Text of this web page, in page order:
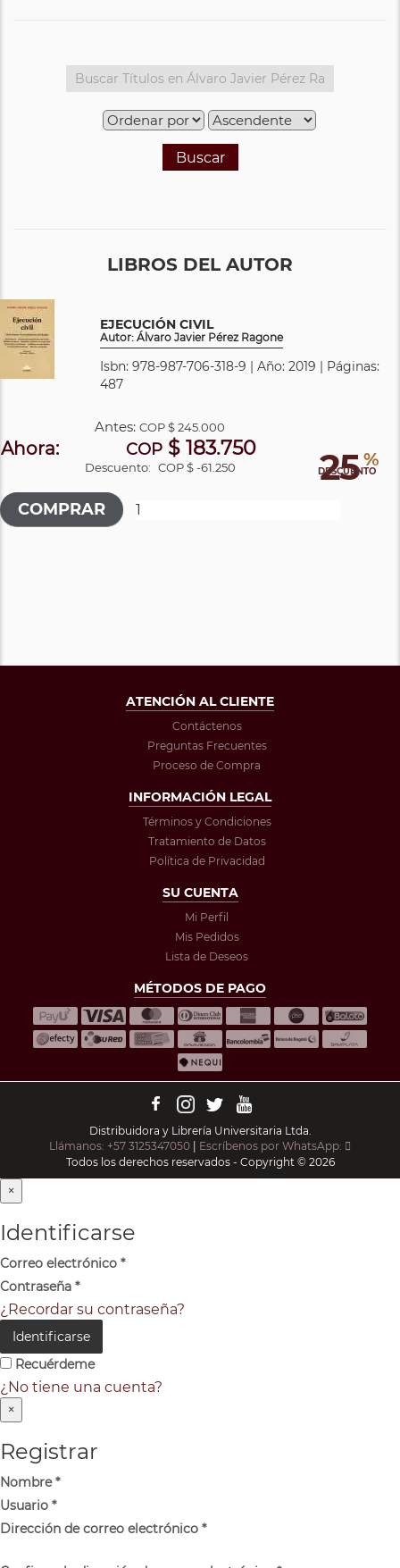
Buscar
LIBROS DEL AUTOR
EJECUCIÓN CIVIL
Autor: Álvaro Javier Pérez Ragone
Isbn: 978-987-706-318-9 | Año: 2019 | Páginas:
487
25 %
DESCUENTO
Antes:COP$ 245.000
Ahora: COP $ 183.750
Descuento: COP $ -61.250
ATENCIÓN AL CLIENTE
Contáctenos
Preguntas Frecuentes
Proceso de Compra
INFORMACIÓN LEGAL
Términos y Condiciones
Tratamiento de Datos
Política de Privacidad
SU CUENTA
Mi Perfil
Mis Pedidos
Lista de Deseos
MÉTODOS DE PAGO
Distribuidora y Librería Universitaria Ltda.
Llámanos: +57 3125347050 | Escríbenos por WhatsApp:
Todos los derechos reservados - Copyright © 2026
×
Identificarse
Correo electrónico *
Contraseña *
¿Recordar su contraseña?
Identificarse
Recuérdeme
¿No tiene una cuenta?
×
Registrar
Nombre*
Usuario *
Dirección de correo electrónico *